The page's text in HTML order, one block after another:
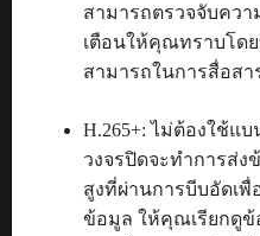
สามารถตรวจจับควา
เตือนให้คุณทราบโด
สามารถในการสื่อส
H.265+: ไม่ต้องใช้แ
วงจรปิดจะทำการส่
สูงที่ผ่านการบีบอัดเ
ข้อมูล ให้คุณเรียกดูข้